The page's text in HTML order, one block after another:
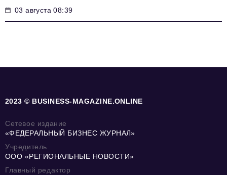
03 августа 08:39
2023 © BUSINESS-MAGAZINE.ONLINE
Сетевое издание
«ФЕДЕРАЛЬНЫЙ БИЗНЕС ЖУРНАЛ»
Учредитель
ООО «РЕГИОНАЛЬНЫЕ НОВОСТИ»
Главный редактор